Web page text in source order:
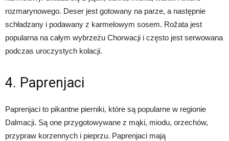
rozmarynowego. Deser jest gotowany na parze, a następnie
schładzany i podawany z karmelowym sosem. Rožata jest
popularna na całym wybrzeżu Chorwacji i często jest serwowana
podczas uroczystych kolacji.
4. Paprenjaci
Paprenjaci to pikantne pierniki, które są popularne w regionie
Dalmacji. Są one przygotowywane z mąki, miodu, orzechów,
przypraw korzennych i pieprzu. Paprenjaci mają